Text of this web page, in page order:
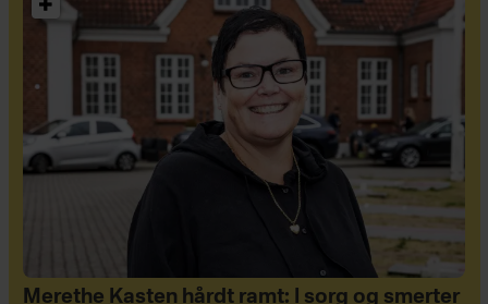
Merethe Kasten hårdt ramt: I sorg og smerter